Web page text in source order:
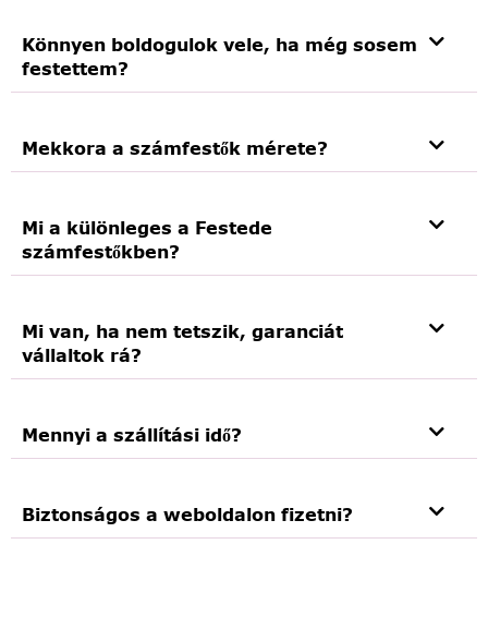
Könnyen boldogulok vele, ha még sosem
festettem?
Mekkora a számfestők mérete?
Mi a különleges a Festede
számfestőkben?
Mi van, ha nem tetszik, garanciát
vállaltok rá?
Mennyi a szállítási idő?
Biztonságos a weboldalon fizetni?